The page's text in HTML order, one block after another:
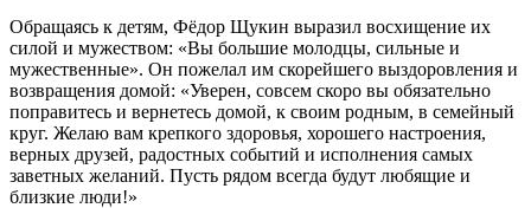
Обращаясь к детям, Фёдор Щукин выразил восхищение их
силой и мужеством: «Вы большие молодцы, сильные и
мужественные». Он пожелал им скорейшего выздоровления и
возвращения домой: «Уверен, совсем скоро вы обязательно
поправитесь и вернетесь домой, к своим родным, в семейный
круг. Желаю вам крепкого здоровья, хорошего настроения,
верных друзей, радостных событий и исполнения самых
заветных желаний. Пусть рядом всегда будут любящие и
близкие люди!»